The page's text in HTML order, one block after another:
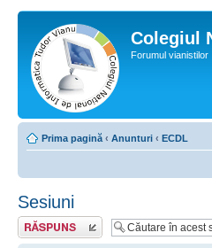
Colegiul
Forumul vianistilor
Prima pagină ‹ Anunturi ‹ ECDL
Sesiuni
Scrie un răspuns